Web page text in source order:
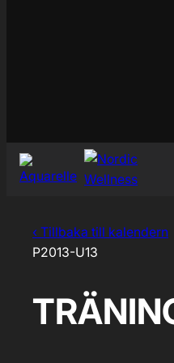
‹ Tillbaka till kalendern
P2013-U13